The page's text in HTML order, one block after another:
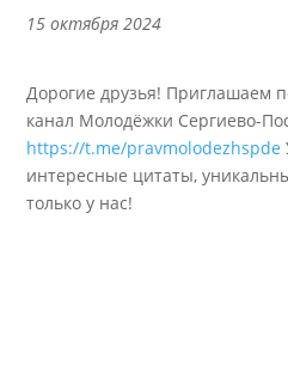
15 октября 2024
Дорогие друзья! Приглашаем
канал Молодёжки Сергиево-
https://t.me/pravmolodezhspde
интересные цитаты,
только у нас!